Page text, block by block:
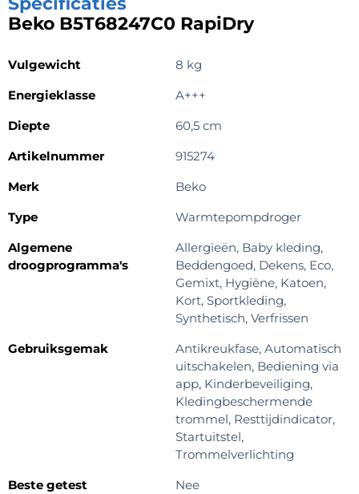
Beko B5T68247C0 RapiDry
Vulgewicht
8 kg
Energieklasse
A+++
Diepte
60,5 cm
Artikelnummer
915274
Merk
Beko
Type
Warmtepompdroger
Algemene
droogprogramma's
Allergieën, Baby kleding,
Beddengoed, Dekens, Eco,
Gemixt, Hygiëne, Katoen,
Kort, Sportkleding,
Synthetisch, Verfrissen
Gebruiksgemak
Antikreukfase, Automatisch
uitschakelen, Bediening via
app, Kinderbeveiliging,
Kledingbeschermende
trommel, Resttijdindicator,
Startuitstel,
Trommelverlichting
Beste getest
Nee